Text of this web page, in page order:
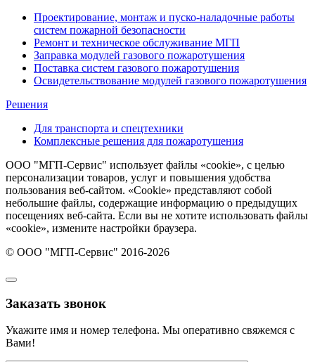
Проектирование, монтаж и пуско-наладочные работы
систем пожарной безопасности
Ремонт и техническое обслуживание МГП
Заправка модулей газового пожаротушения
Поставка систем газового пожаротушения
Освидетельствование модулей газового пожаротушения
Решения
Для транспорта и спецтехники
Комплексные решения для пожаротушения
ООО "МГП-Сервис" использует файлы «cookie», с целью
персонализации товаров, услуг и повышения удобства
пользования веб-сайтом. «Cookie» представляют собой
небольшие файлы, содержащие информацию о предыдущих
посещениях веб-сайта. Если вы не хотите использовать файлы
«cookie», измените настройки браузера.
© ООО "МГП-Сервис" 2016-2026
Заказать звонок
Укажите имя и номер телефона. Мы оперативно свяжемся с
Вами!